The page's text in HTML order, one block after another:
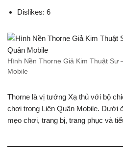
Dislikes: 6
Hình Nền Thorne Giả Kim Thuật Sư
Mobile
Thorne là vị tướng Xạ thủ với bộ
chơi trong Liên Quân Mobile. Dưới
mẹo chơi, trang bị, trang phục và